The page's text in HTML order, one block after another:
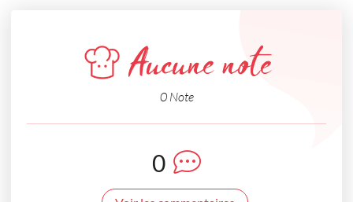
Aucune note
0 Note
0